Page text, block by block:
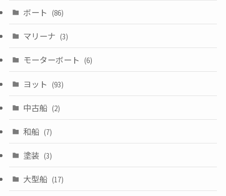
ボート (86)
マリーナ (3)
モーターボート (6)
ヨット (93)
中古船 (2)
和船 (7)
塗装 (3)
大型船 (17)